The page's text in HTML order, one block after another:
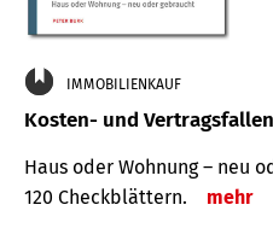
IMMOBILIENKAUF
Kosten- und
Haus oder Wohnung – neu
120 Check­blättern.
mehr